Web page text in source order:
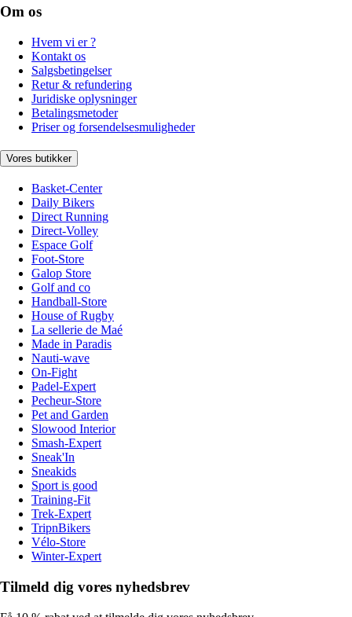
Om os
Hvem vi er ?
Kontakt os
Salgsbetingelser
Retur & refundering
Juridiske oplysninger
Betalingsmetoder
Priser og forsendelsesmuligheder
Vores butikker
Basket-Center
Daily Bikers
Direct Running
Direct-Volley
Espace Golf
Foot-Store
Galop Store
Golf and co
Handball-Store
House of Rugby
La sellerie de Maé
Made in Paradis
Nauti-wave
On-Fight
Padel-Expert
Pecheur-Store
Pet and Garden
Slowood Interior
Smash-Expert
Sneak'In
Sneakids
Sport is good
Training-Fit
Trek-Expert
TripnBikers
Vélo-Store
Winter-Expert
Tilmeld dig vores nyhedsbrev